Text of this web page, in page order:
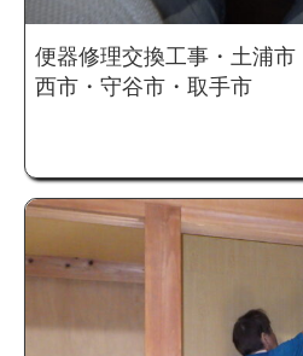
便器修理交換工事・土浦
西市・守谷市・取手市